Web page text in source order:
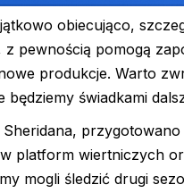
obiecująco,
pewnością pomogą
produkcje. Warto
świadkami
platform wiertniczych
mogli śledzić drugi